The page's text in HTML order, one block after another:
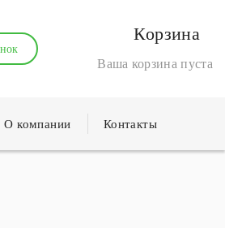
Корзина
Ваша корзина пуста
О компании Контакты